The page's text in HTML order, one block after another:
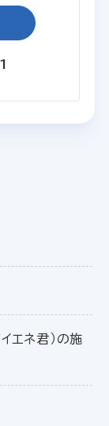
エネ君）の施